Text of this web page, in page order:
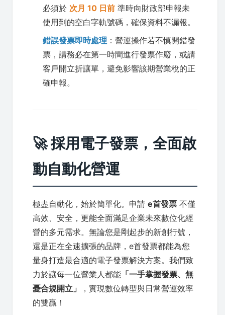
必須於 次月 10 日前 準時向財政部申報未
使用到的空白字軌號碼，確保資料不漏報。
錯誤發票即時處理 ：營運操作若不慎開錯發
票，請務必在第一時間進行發票作廢，或請
客戶開立折讓單，避免影響該期營業稅的正
確申報。
🚀 採用電子發票，全面啟
動自動化營運
極盡自動化，始於簡單化。申請 e首發票 不僅
高效、安全，更能全面滿足企業未來數位化經
營的多元需求。無論您是剛起步的新創行號，
還是正在全速擴張的品牌，e首發票都能為您
量身打造最合適的電子發票解決方案。我們致
力於讓每一位營業人都能 「一手掌握發票、無
憂合規開立」
，實現數位轉型與日常營運效率
的雙贏！